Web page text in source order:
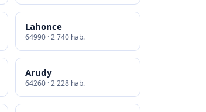
Lahonce
64990 · 2 740 hab.
Arudy
64260 · 2 228 hab.